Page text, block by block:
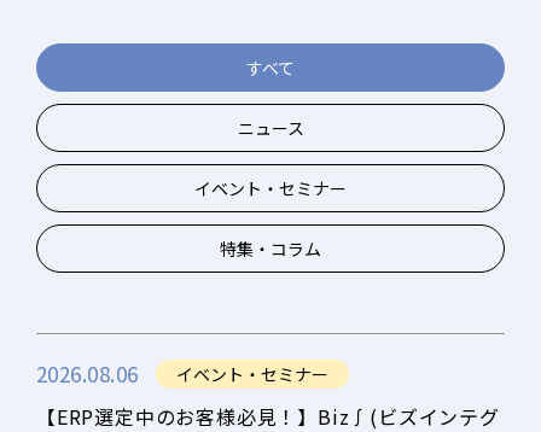
すべて
ニュース
イベント・セミナー
特集・コラム
2026.08.06 イベント・セミナー
【ERP選定中のお客様必見！】Biz∫(ビズインテグ